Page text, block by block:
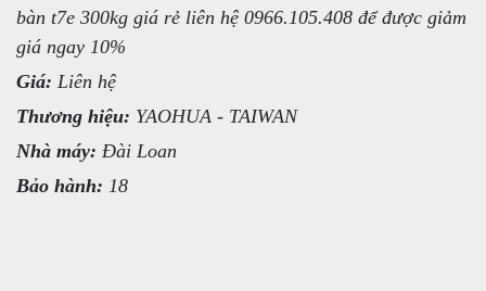
bàn t7e 300kg giá rẻ liên hệ 0966.105.408 để được giảm
giá ngay 10%
Giá: Liên hệ
Thương hiệu: YAOHUA - TAIWAN
Nhà máy: Đài Loan
Bảo hành: 18